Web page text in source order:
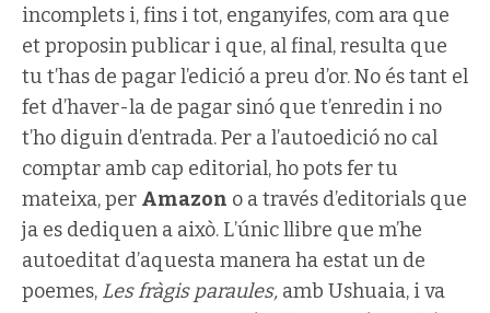
incomplets i, fins i tot, enganyifes, com ara que
et proposin publicar i que, al final, resulta que
tu t’has de pagar l’edició a preu d’or. No és tant el
fet d’haver-la de pagar sinó que t’enredin i no
t’ho diguin d’entrada. Per a l’autoedició no cal
comptar amb cap editorial, ho pots fer tu
mateixa, per Amazon o a través d’editorials que
ja es dediquen a això. L’únic llibre que m’he
autoeditat d’aquesta manera ha estat un de
poemes, Les fràgis paraules, amb Ushuaia, i va